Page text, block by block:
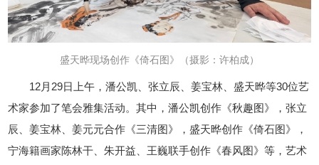
盛天晔现场创作《倚石图》 （摄影：许柏成）
12月29日上午，潘公凯、张立辰、姜宝林、盛天晔等30位艺
术家参加了笔会雅集活动。其中，潘公凯创作《秋趣图》，张立
辰、姜宝林、姜元元合作《三清图》，盛天晔创作《倚石图》，
宁海籍画家陈林干、朱开益、 王巍联手创作《春风图》等，艺术